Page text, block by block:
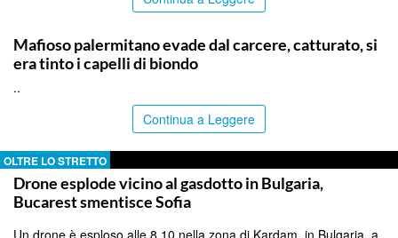
Mafioso palermitano evade dal carcere, catturato, si
era tinto i capelli di biondo
..
Continua a Leggere
OLTRE LO STRETTO
Drone esplode vicino al gasdotto in Bulgaria,
Bucarest smentisce Sofia
Un drone è esploso alle 8.10 nella zona di Kardam, in Bulgaria, a